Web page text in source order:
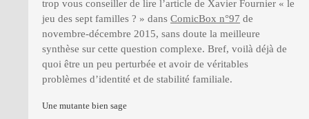
trop vous conseiller de lire l’article de Xavier Fournier « le
jeu des sept familles ? » dans ComicBox n°97 de
novembre-décembre 2015, sans doute la meilleure
synthèse sur cette question complexe. Bref, voilà déjà de
quoi être un peu perturbée et avoir de véritables
problèmes d’identité et de stabilité familiale.
Une mutante bien sage